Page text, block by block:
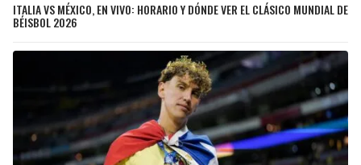
ITALIA VS MÉXICO, EN VIVO: HORARIO Y DÓNDE VER EL CLÁSICO MUNDIAL DE
BÉISBOL 2026